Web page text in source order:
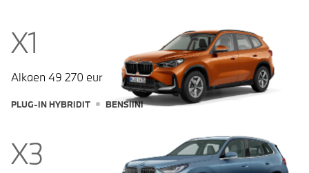
X1
Alkaen 49 270 eur
PLUG-IN HYBRIDIT BENSIINI
X3